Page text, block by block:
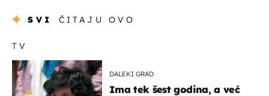
SVI ČITAJU OVO
TV
DALEKI GRAD
Ima tek šest godina, a već